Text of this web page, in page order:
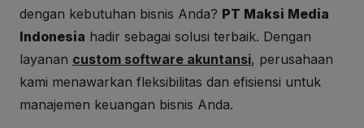
dengan kebutuhan bisnis Anda? PT Maksi Media
Indonesia hadir sebagai solusi terbaik. Dengan
layanan custom software akuntansi, perusahaan
kami menawarkan fleksibilitas dan efisiensi untuk
manajemen keuangan bisnis Anda.